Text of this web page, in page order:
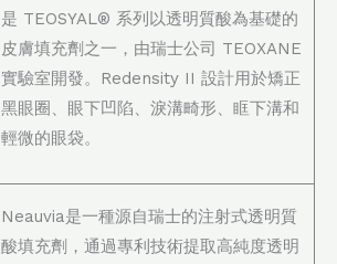
是 TEOSYAL® 系列以透明質酸為基礎的
皮膚填充劑之一，由瑞士公司 TEOXANE
實驗室開發。Redensity II 設計用於矯正
黑眼圈、眼下凹陷、淚溝畸形、眶下溝和
輕微的眼袋。
Neauvia是一種源自瑞士的注射式透明質
酸填充劑，通過專利技術提取高純度透明